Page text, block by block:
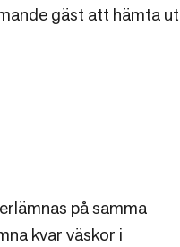
gäst att hämta ut
på samma
kvar väskor i